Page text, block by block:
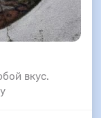
вкус.